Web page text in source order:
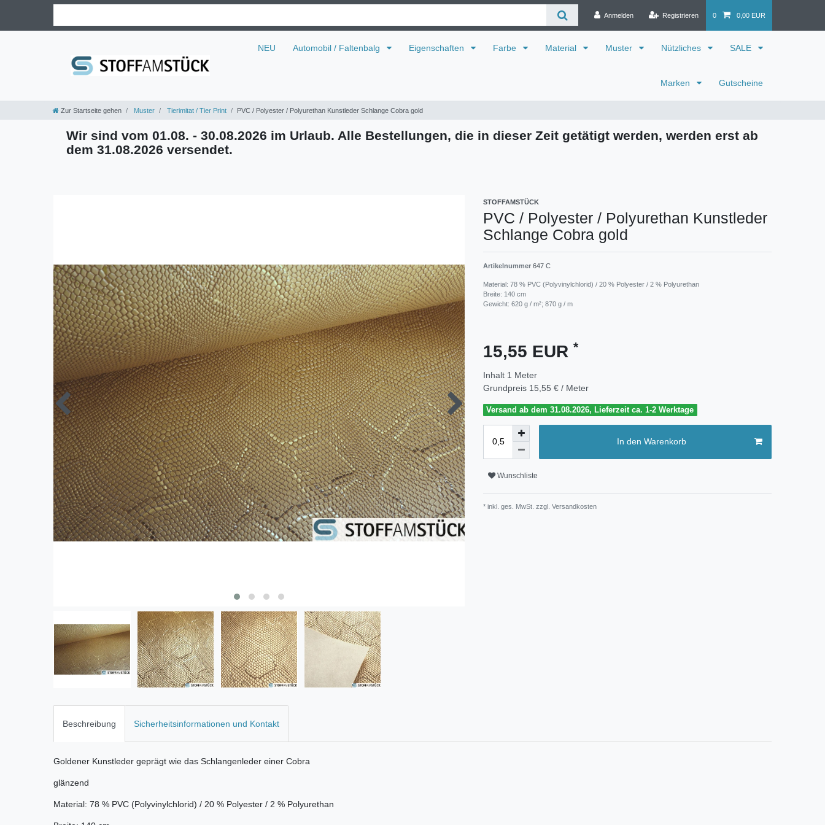
Anmelden Registrieren 0 0,00 EUR
NEU Automobil / Faltenbalg Eigenschaften Farbe Material Muster Nützliches SALE
Marken Gutscheine
Zur Startseite gehen Muster Tierimitat / Tier Print PVC / Polyester / Polyurethan Kunstleder Schlange Cobra gold
Wir sind vom 01.08. - 30.08.2026 im Urlaub. Alle Bestellungen, die in dieser Zeit getätigt werden, werden erst ab
dem 31.08.2026 versendet.
STOFFAMSTÜCK
PVC / Polyester / Polyurethan Kunstleder
Schlange Cobra gold
Artikelnummer 647 C
Material: 78 % PVC (Polyvinylchlorid) / 20 % Polyester / 2 % Polyurethan
Breite: 140 cm
Gewicht: 620 g / m²; 870 g / m
15,55 EUR *
Inhalt 1 Meter
Grundpreis 15,55 € / Meter
Versand ab dem 31.08.2026, Lieferzeit ca. 1-2 Werktage
In den Warenkorb
Wunschliste
* inkl. ges. MwSt. zzgl. Versandkosten
Beschreibung Sicherheitsinformationen und Kontakt
Goldener Kunstleder geprägt wie das Schlangenleder einer Cobra
glänzend
Material: 78 % PVC (Polyvinylchlorid) / 20 % Polyester / 2 % Polyurethan